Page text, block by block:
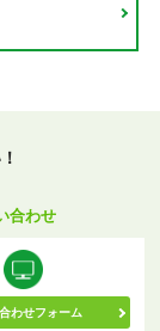
合わせ
わせフォーム